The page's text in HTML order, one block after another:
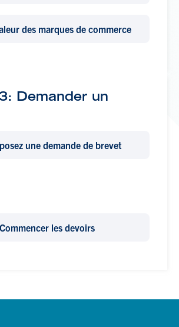
des marques de commerce
Demander un
une demande de brevet
Commencer les devoirs